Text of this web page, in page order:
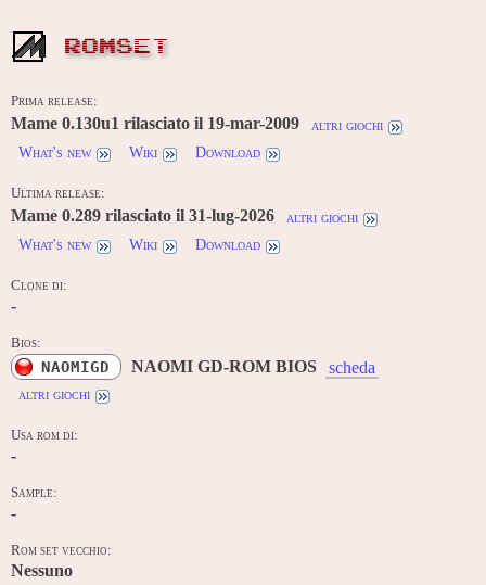
ROMSET
Prima release:
Mame 0.130u1 rilasciato il 19-mar-2009
altri giochi
What's new
Wiki Download
Ultima release:
Mame 0.289 rilasciato il 31-lug-2026
altri giochi
What's new
Wiki Download
Clone di:
-
Bios:
NAOMIGD NAOMI GD-ROM BIOS scheda
altri giochi
Usa rom di:
-
Sample:
-
Rom set vecchio:
Nessuno